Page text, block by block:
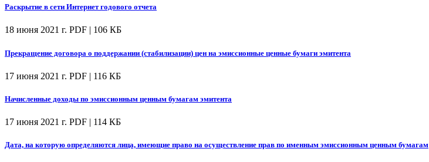
Раскрытие в сети Интернет годового отчета
18 июня 2021 г. PDF | 106 КБ
Прекращение договора о поддержании (стабилизации) цен на эмиссионные ценные бумаги эмитента
17 июня 2021 г. PDF | 116 КБ
Начисленные доходы по эмиссионным ценным бумагам эмитента
17 июня 2021 г. PDF | 114 КБ
Дата, на которую определяются лица, имеющие право на осуществление прав по именным эмиссионным ценным бумагам